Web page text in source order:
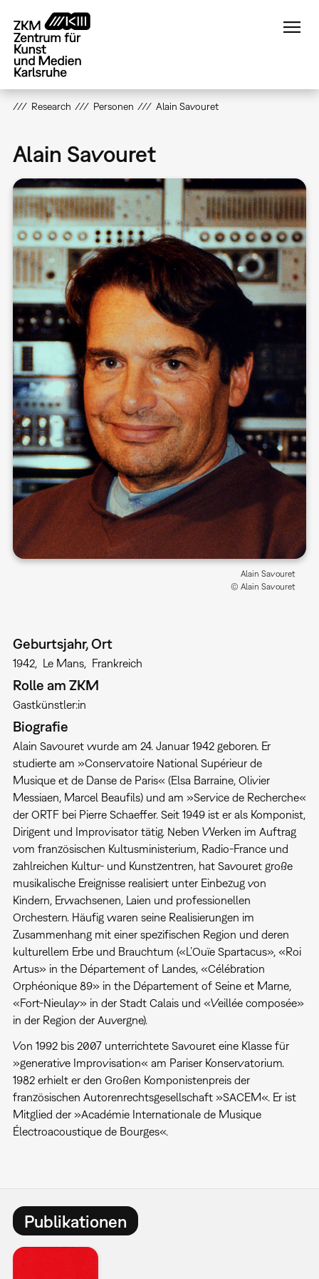
zum
Inhalt
Research Personen Alain Savouret
Alain Savouret
Alain Savouret
© Alain Savouret
Geburtsjahr, Ort
1942 Le Mans Frankreich
Rolle am ZKM
Gastkünstler:in
Biografie
Alain Savouret wurde am 24. Januar 1942 geboren. Er
studierte am »Conservatoire National Supérieur de
Musique et de Danse de Paris« (Elsa Barraine, Olivier
Messiaen, Marcel Beaufils) und am »Service de Recherche«
der ORTF bei Pierre Schaeffer. Seit 1949 ist er als Komponist,
Dirigent und Improvisator tätig. Neben Werken im Auftrag
vom französischen Kultusministerium, Radio-France und
zahlreichen Kultur- und Kunstzentren, hat Savouret große
musikalische Ereignisse realisiert unter Einbezug von
Kindern, Erwachsenen, Laien und professionellen
Orchestern. Häufig waren seine Realisierungen im
Zusammenhang mit einer spezifischen Region und deren
kulturellem Erbe und Brauchtum («L’Ouïe Spartacus», «Roi
Artus» in the Département of Landes, «Célébration
Orphéonique 89» in the Département of Seine et Marne,
«Fort-Nieulay» in der Stadt Calais und «Veillée composée»
in der Region der Auvergne).
Von 1992 bis 2007 unterrichtete Savouret eine Klasse für
»generative Improvisation« am Pariser Konservatorium.
1982 erhielt er den Großen Komponistenpreis der
französischen Autorenrechtsgesellschaft »SACEM«. Er ist
Mitglied der »Académie Internationale de Musique
Électroacoustique de Bourges«.
Publikationen